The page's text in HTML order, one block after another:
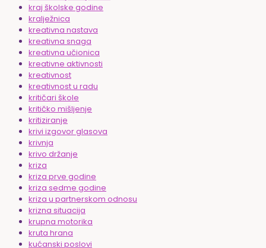
kraj školske godine
kralježnica
kreativna nastava
kreativna snaga
kreativna učionica
kreativne aktivnosti
kreativnost
kreativnost u radu
kritičari škole
kritičko mišljenje
kritiziranje
krivi izgovor glasova
krivnja
krivo držanje
kriza
kriza prve godine
kriza sedme godine
kriza u partnerskom odnosu
krizna situacija
krupna motorika
kruta hrana
kućanski poslovi